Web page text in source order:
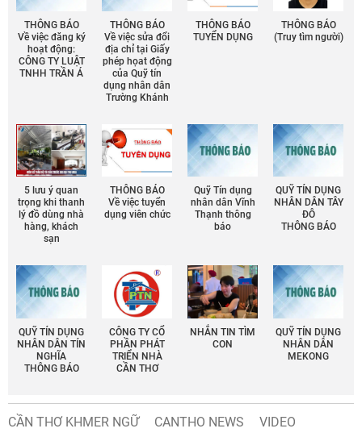
THÔNG BÁO
Về việc đăng ký
hoạt động:
CÔNG TY LUẬT
TNHH TRẦN Á
THÔNG BÁO
Về việc sửa đổi
địa chỉ tại Giấy
phép họat động
của Quỹ tín
dụng nhân dân
Trường Khánh
THÔNG BÁO
TUYỂN DỤNG
THÔNG BÁO
(Truy tìm người)
5 lưu ý quan
trọng khi thanh
lý đồ dùng nhà
hàng, khách
sạn
THÔNG BÁO
Về việc tuyển
dụng viên chức
Quỹ Tín dụng
nhân dân Vĩnh
Thạnh thông
báo
QUỸ TÍN DỤNG
NHÂN DÂN TÂY
ĐÔ
THÔNG BÁO
QUỸ TÍN DỤNG
NHÂN DÂN TÍN
NGHĨA
THÔNG BÁO
CÔNG TY CỔ
PHẦN PHÁT
TRIỂN NHÀ
CẦN THƠ
NHẮN TIN TÌM
CON
QUỸ TÍN DỤNG
NHÂN DÂN
MEKONG
CẦN THƠ KHMER NGỮ CANTHO NEWS
VIDEO